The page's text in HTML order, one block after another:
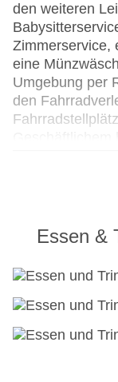
den weiteren
Zimmerservice,
eine
Umgebung per
den
weiter und
Check-in von:
Check-out
Garage
Garten
Hotelsafe
Essen &